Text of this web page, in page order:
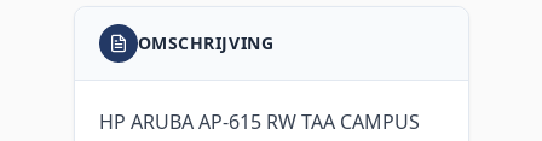
OMSCHRIJVING
HP ARUBA AP-615 RW TAA CAMPUS